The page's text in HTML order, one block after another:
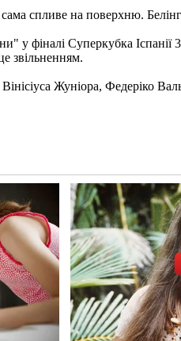
спливе на поверхню.
у фіналі Суперкубка
звільненням.
Жуніора, Федеріко